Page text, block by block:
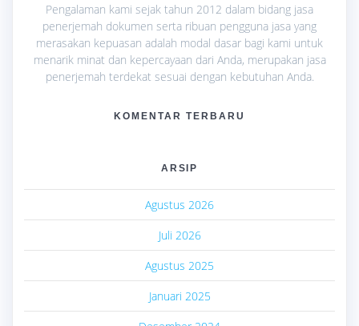
Pengalaman kami sejak tahun 2012 dalam bidang jasa
penerjemah dokumen serta ribuan pengguna jasa yang
merasakan kepuasan adalah modal dasar bagi kami untuk
menarik minat dan kepercayaan dari Anda, merupakan jasa
penerjemah terdekat sesuai dengan kebutuhan Anda.
KOMENTAR TERBARU
ARSIP
Agustus 2026
Juli 2026
Agustus 2025
Januari 2025